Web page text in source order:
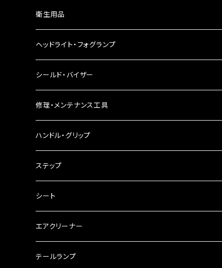
ウインカーレンズ
LEDウインカー
電球型ウインカー
バードゲージウインカー
ウインカークランプ
衛生用品
ヘッドライト・フォグランプ
ヘッドライト
フォグランプ
配線・リレー
シールド・バイザー
修理・メンテナンス工具
インテークマニホールド
電装・配線・キボシ等
キャブレター
チェーン
工具類
ハンドル・グリップ
グリップ
バーハン
ハンドルパーツ
ハンドルスイッチ
ハンドルポスト
ステップ
シート
エアクリーナー
テールランプ